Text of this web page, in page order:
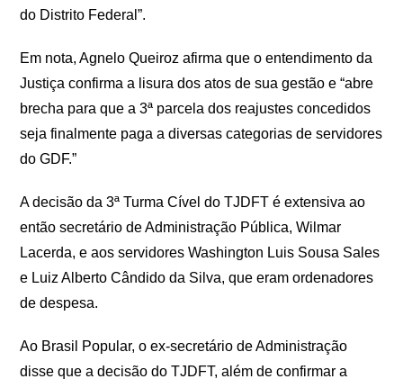
do Distrito Federal”.
Em nota, Agnelo Queiroz afirma que o entendimento da
Justiça confirma a lisura dos atos de sua gestão e “abre
brecha para que a 3ª parcela dos reajustes concedidos
seja finalmente paga a diversas categorias de servidores
do GDF.”
A decisão da 3ª Turma Cível do TJDFT é extensiva ao
então secretário de Administração Pública, Wilmar
Lacerda, e aos servidores Washington Luis Sousa Sales
e Luiz Alberto Cândido da Silva, que eram ordenadores
de despesa.
Ao Brasil Popular, o ex-secretário de Administração
disse que a decisão do TJDFT, além de confirmar a